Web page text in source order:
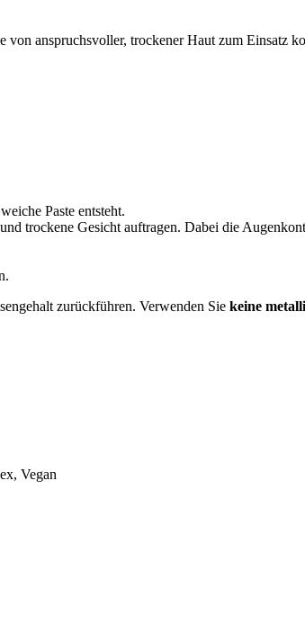
von anspruchsvoller, trockener Haut zum Einsatz
Paste entsteht.
trockene Gesicht auftragen. Dabei die
zurückführen. Verwenden Sie keine
Vegan